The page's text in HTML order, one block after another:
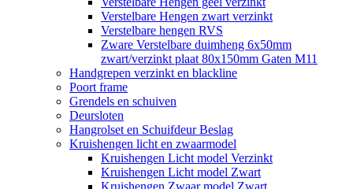
Verstelbare Hengen zwart verzinkt
Verstelbare hengen RVS
Zware Verstelbare duimheng 6x50mm
zwart/verzinkt plaat 80x150mm Gaten M11
Handgrepen verzinkt en blackline
Poort frame
Grendels en schuiven
Deursloten
Hangrolset en Schuifdeur Beslag
Kruishengen licht en zwaarmodel
Kruishengen Licht model Verzinkt
Kruishengen Licht model Zwart
Kruishengen Zwaar model Zwart